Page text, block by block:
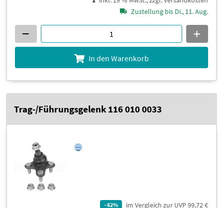
Zustellung bis Di., 11. Aug.
In den Warenkorb
Trag-/Führungsgelenk 116 010 0033
–82% im Vergleich zur UVP 99,72 €